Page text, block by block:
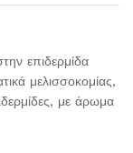
επιδερμίδα
μελισσοκομίας,
με άρωμα